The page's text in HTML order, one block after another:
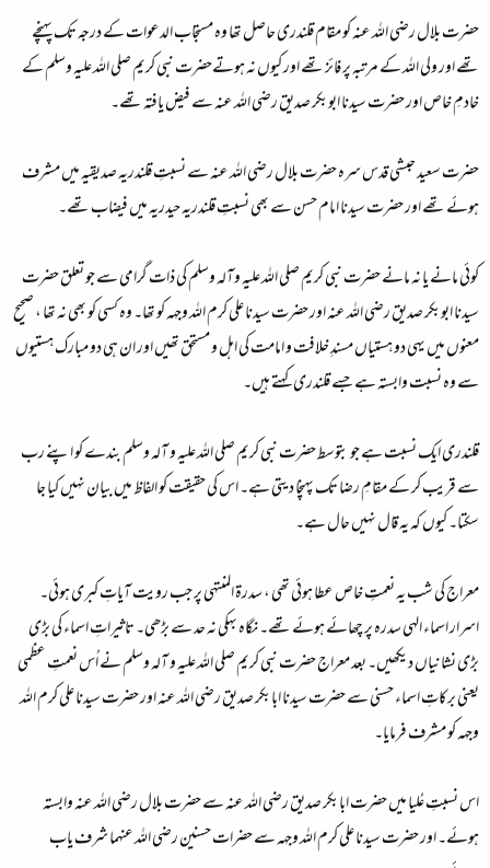
حضرت بلال رضی اللہ عنہ کو مقام قلندری حاصل تھا وہ مستجاب الدعوات کے درجہ تک پہنچے
تھے اور ولی اللہ کے مرتبہ پر فائز تھے اور کیوں نہ ہوتےحضرت نبی کریم صلی اللہ علیہ وسلم کے
خادمِ خاص اور حضرت سیدنا ابوبکر صدیق رضی اللہ عنہ سے فیض یافتہ تھے۔
حضرت سعید حبشی قدس سرہ حضرت بلال رضی اللہ عنہ سے نسبتِ قلندریہ صدیقیہ میں مشرف
ہوئے تھے اور حضرت سیدنا امام حسن سے بھی نسبتِ قلندریہ حیدریہ میں فیضاب تھے۔
کوئی مانے یا نہ مانے حضرت نبی کریم صلی اللہ علیہ وآلہ وسلم کی ذات گرامی سے جو تعلق حضرت
سیدنا ابوبکر صدیق رضی اللہ عنہ اور حضرت سیدنا علی کرم اللہ وجہہ کو تھا۔ وہ کسی کو بھی نہ تھا ، صحیح
معنوں میں یہی دو ہستیاں مسندِ خلافت و امامت کی اہل و مستحق تھیں اور ان ہی دو مبارک ہستیوں
سے وہ نسبت وابستہ ہے جسے قلندری کہتے ہیں۔
قلندری ایک نسبت ہے جو بتوسط حضرت نبی کریم صلی اللہ علیہ و آلہ وسلم بندے کو اپنے رب
سے قریب کر کے مقامِ رضا تک پہنچا دیتی ہے۔ اس کی حقیقت کو الفاظ میں بیان نہیں کیا جا
سکتا۔ کیوں کہ یہ قال نہیں حال ہے۔
معراج کی شب یہ نعمتِ خاص عطا ہوئی تھی ، سدرۃ المنتہی پر جب رویت آیاتِ کبری ہوئی۔
اسرار اسماء الہی سدرہ پر چھائے ہوئے تھے۔ نگاہ بہکی نہ حد سے بڑھی۔ تاثیراتِ اسماء کی بڑی
بڑی نشانیاں دیکھیں۔ بعد معراج حضرت نبی کریم صلی اللہ علیہ و آلہ وسلم نے اُس نعمتِ عظمی
یعنی برکاتِ اسماء حسنی سے حضرت سیدنا ابابکر صدیق رضی اللہ عنہ اور حضرت سیدنا علی کرم اللہ
وجہہ کو مشرف فرمایا۔
اس نسبتِ عُلیا میں حضرت ابابکر صدیق رضی اللہ عنہ سے حضرت بلال رضی اللہ عنہ وابستہ
ہوئے۔ اور حضرت سیدنا علی کرم اللہ وجہہ سے حضرات حسنین رضی اللہ عنہما شرف یاب